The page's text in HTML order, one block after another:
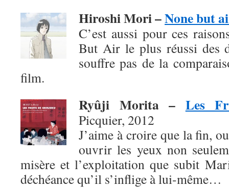
Hiroshi Mori –None but
C’est aussi pour ces
But Air le plus réussi des
souffre pas de la
film.
Ryûji Morita – Les
Picquier, 2012
J’aime à croire que la fin,
ouvrir les yeux non
misère et l’exploitation que subit
déchéance qu’il s’inflige à lui-même…